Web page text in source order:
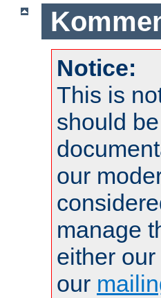
Notice:
This is
should
our
manage
either
our